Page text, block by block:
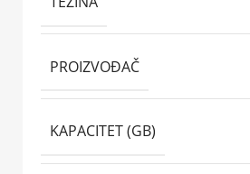
PROIZVOĐAČ
KAPACITET (GB)